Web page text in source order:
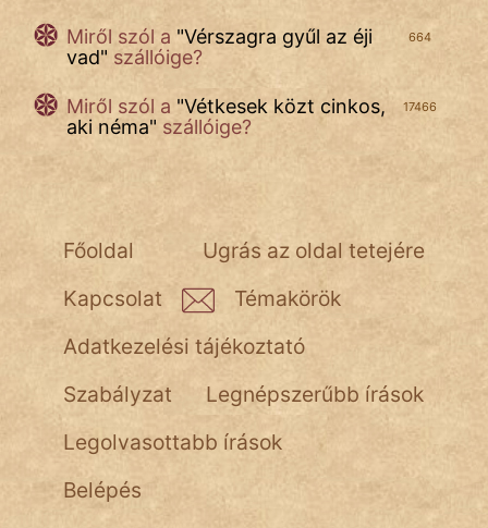
664
Miről szól a "Vérszagra gyűl az éji
vad" szállóige?
17466
Miről szól a "Vétkesek közt cinkos,
aki néma" szállóige?
Ugrás az oldal tetejére
Főoldal
Kapcsolat
Témakörök
Adatkezelési tájékoztató
Szabályzat
Legnépszerűbb írások
Legolvasottabb írások
Belépés